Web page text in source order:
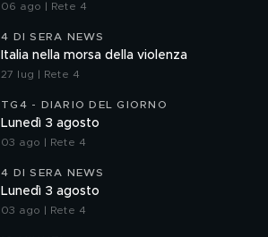
06 ago | Rete 4
4 DI SERA NEWS
Italia nella morsa della violenza
27 lug | Rete 4
TG4 - DIARIO DEL GIORNO
Lunedì 3 agosto
03 ago | Rete 4
4 DI SERA NEWS
Lunedì 3 agosto
03 ago | Rete 4